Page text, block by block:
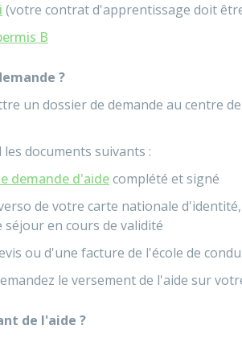
(votre contrat d'apprentissage doit
B
?
un dossier de demande au centre
documents suivants :
demande d'aidecomplété et signé
de votre carte nationale
en cours de validité
ou d'une facture de l'école de
le versement de l'aide sur
de l'aide ?